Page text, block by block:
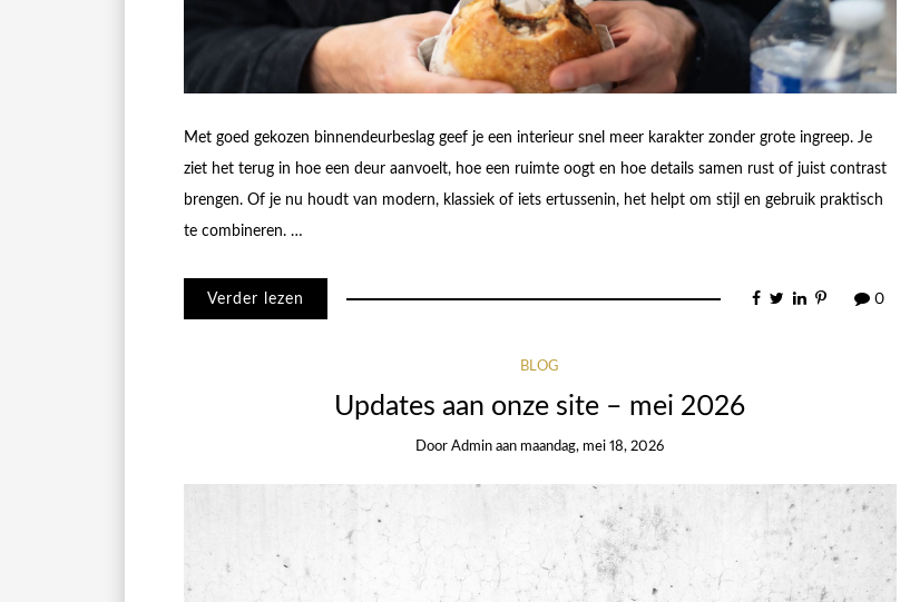
Met goed gekozen binnendeurbeslag geef je een interieur snel meer karakter zonder grote ingreep. Je
ziet het terug in hoe een deur aanvoelt, hoe een ruimte oogt en hoe details samen rust of juist contrast
brengen. Of je nu houdt van modern, klassiek of iets ertussenin, het helpt om stijl en gebruik praktisch
te combineren. …
Verder lezen 0
BLOG
Updates aan onze site – mei 2026
DoorAdmin aan maandag, mei 18, 2026